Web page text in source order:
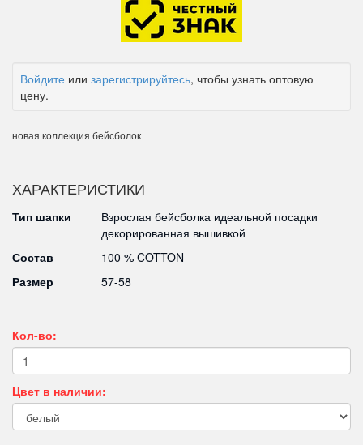
Войдите или зарегистрируйтесь, чтобы узнать оптовую
цену.
новая коллекция бейсболок
ХАРАКТЕРИСТИКИ
Тип шапки
Взрослая бейсболка идеальной посадки
декорированная вышивкой
Состав
100 % COTTON
Размер
57-58
Кол-во:
Цвет в наличии: